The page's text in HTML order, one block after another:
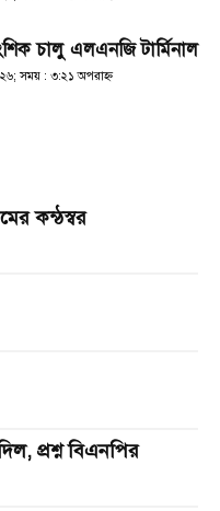
চালু এলএনজি টার্মিনাল
সময় : ৩:২১ অপরাহ্ণ
কন্ঠস্বর
প্রশ্ন বিএনপির